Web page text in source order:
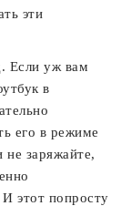
эти
Если уж вам
в
его в режиме
заряжайте,
этот попросту